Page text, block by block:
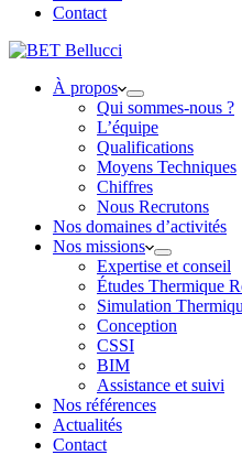
Contact
À propos
Qui sommes-nous ?
L’équipe
Qualifications
Moyens Techniques
Chiffres
Nous Recrutons
Nos domaines d’activités
Nos missions
Expertise et conseil
Études Thermique
Simulation
Conception
CSSI
BIM
Assistance et suivi
Nos références
Actualités
Contact